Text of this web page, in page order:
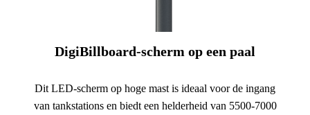
DigiBillboard-scherm op een paal
Dit LED-scherm op hoge mast is ideaal voor de ingang
van tankstations en biedt een helderheid van 5500-7000